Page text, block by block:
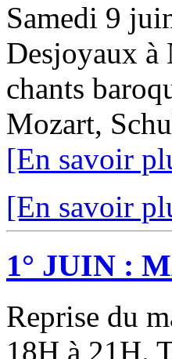
Samedi 9
Desjoyaux à
chants
Mozart,
[En savoir
[En savoir
1° JUIN :
Reprise du
18H à 21H.